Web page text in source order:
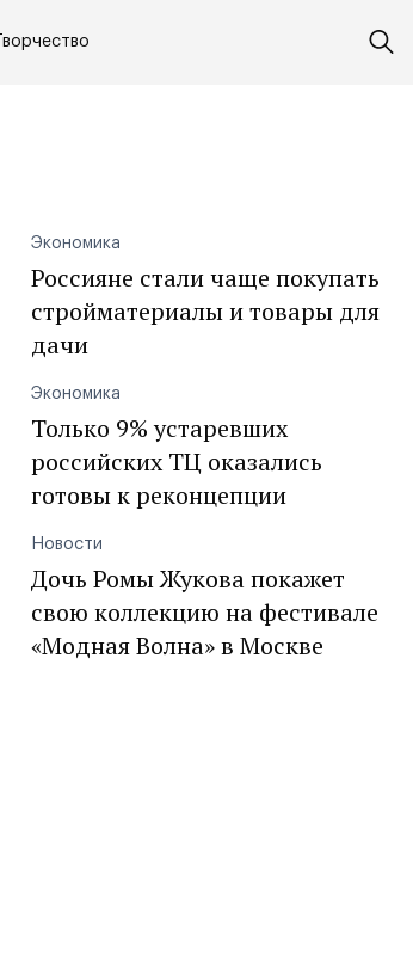
Творчество
Экономика
Россияне стали чаще покупать
стройматериалы и товары для
дачи
Экономика
Только 9% устаревших
российских ТЦ оказались
готовы к реконцепции
Новости
Дочь Ромы Жукова покажет
свою коллекцию на фестивале
«Модная Волна» в Москве